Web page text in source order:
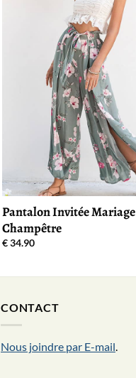
Pantalon Invitée Mariage
Champêtre
€34.90
CONTACT
Nous joindre par E-mail